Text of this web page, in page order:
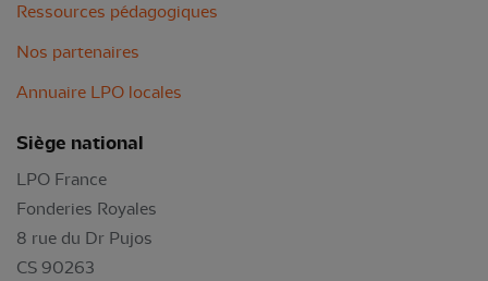
Ressources pédagogiques
Nos partenaires
Annuaire LPO locales
Siège national
LPO France
Fonderies Royales
8 rue du Dr Pujos
CS 90263